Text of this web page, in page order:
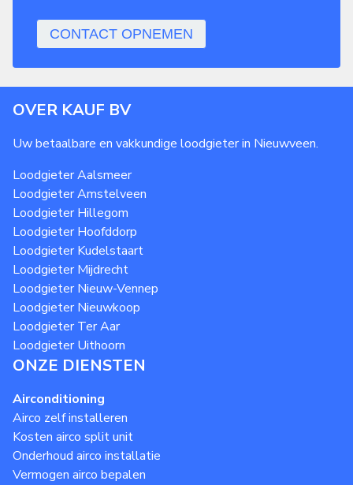
CONTACT OPNEMEN
OVER KAUF BV
Uw betaalbare en vakkundige loodgieter in Nieuwveen.
LoodgieterAalsmeer
LoodgieterAmstelveen
LoodgieterHillegom
LoodgieterHoofddorp
LoodgieterKudelstaart
LoodgieterMijdrecht
LoodgieterNieuw-Vennep
LoodgieterNieuwkoop
LoodgieterTer Aar
LoodgieterUithoorn
ONZE DIENSTEN
Airconditioning
Airco zelf installeren
Kosten airco split unit
Onderhoud airco installatie
Vermogen airco bepalen